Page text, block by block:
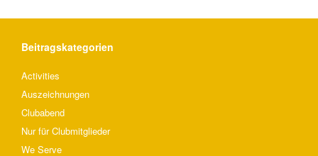
Beitragskategorien
Activities
Auszeichnungen
Clubabend
Nur für Clubmitglieder
We Serve